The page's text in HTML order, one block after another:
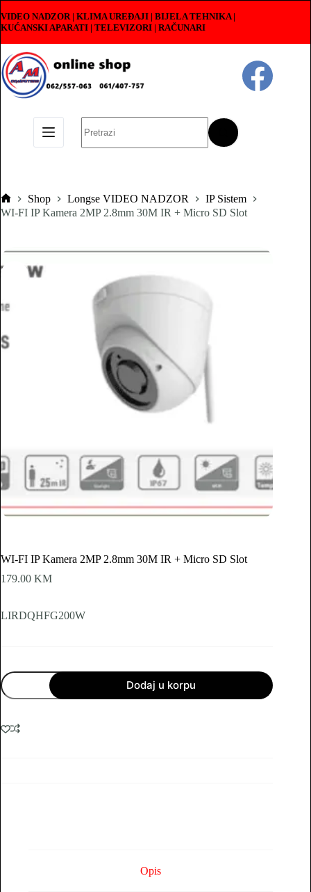
to
content
VIDEO NADZOR | KLIMA UREĐAJI | BIJELA TEHNIKA |
KUĆANSKI APARATI | TELEVIZORI | RAČUNARI
results
Pocetna
Shop Longse VIDEO NADZOR
IP Sistem
WI-FI IP Kamera 2MP 2.8mm 30M IR + Micro SD Slot
WI-FI IP Kamera 2MP 2.8mm 30M IR + Micro SD Slot
179.00 KM
LIRDQHFG200W
WI-
FI
IP
2MP
2.8mm
Dodaj u korpu
Opis